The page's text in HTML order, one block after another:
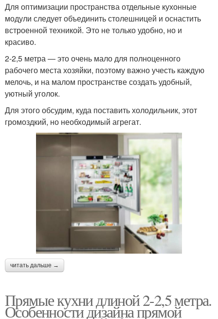
Для оптимизации пространства отдельные кухонные
модули следует объединить столешницей и оснастить
встроенной техникой. Это не только удобно, но и
красиво.
2-2,5 метра — это очень мало для полноценного
рабочего места хозяйки, поэтому важно учесть каждую
мелочь, и на малом пространстве создать удобный,
уютный уголок.
Для этого обсудим, куда поставить холодильник, этот
громоздкий, но необходимый агрегат.
читать дальше →
Прямые кухни длиной 2-2,5 метра.
Особенности дизайна прямой